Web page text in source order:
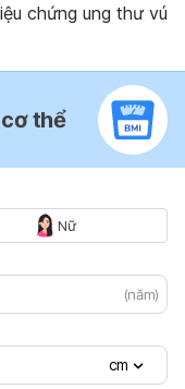
chứng ung thư vú
thể
Nữ
(năm)
cm